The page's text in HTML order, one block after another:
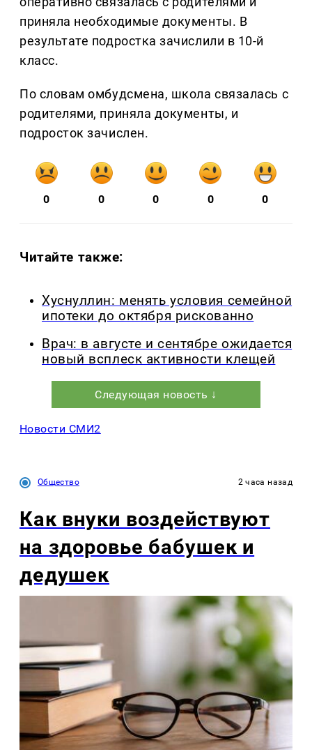
приняла необходимые документы. В
результате подростка зачислили в 10-й
класс.
По словам омбудсмена, школа связалась с
родителями, приняла документы, и
подросток зачислен.
0 0 0 0 0
Читайте также:
Хуснуллин: менять условия семейной
ипотеки до октября рискованно
Врач: в августе и сентябре ожидается
новый всплеск активности клещей
Следующая новость ↓
Новости СМИ2
Общество 2 часа назад
Как внуки воздействуют
на здоровье бабушек и
дедушек